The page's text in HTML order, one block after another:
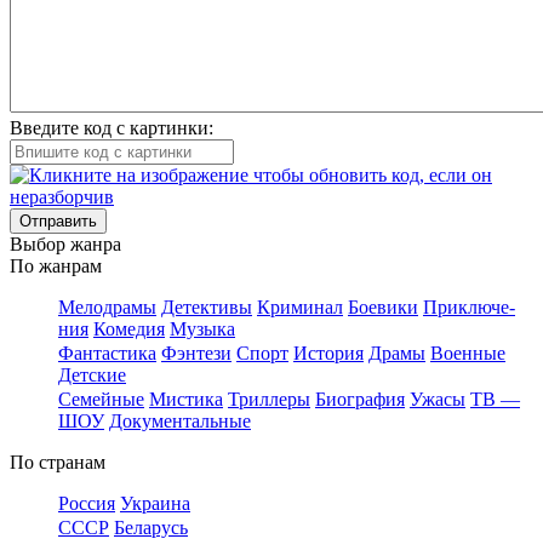
Введите код с картинки:
Отправить
Вы­бор жан­ра
По жан­рам
Ме­ло­дра­мы Де­тек­ти­вы Кри­ми­нал Бое­ви­ки При­клю­че­
ния Ко­ме­дия Му­зы­ка
Фан­та­сти­ка Фэн­те­зи Спорт Ис­то­рия Дра­мы Во­ен­ные
Дет­ские
Се­мей­ные Мис­ти­ка Трил­ле­ры Био­гра­фия Ужа­сы ТВ —
ШОУ До­ку­мен­таль­ные
По стра­нам
Рос­сия Ук­раи­на
СССР Бе­ла­русь